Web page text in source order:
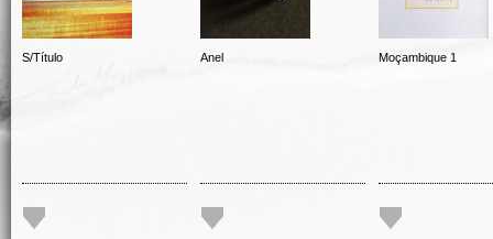
S/Título Anel Moçambique 1